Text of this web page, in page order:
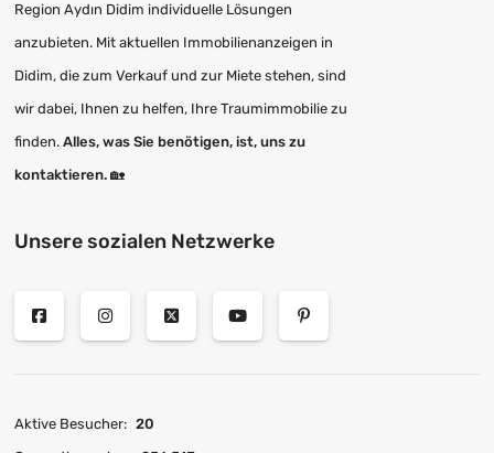
Region Aydın Didim individuelle Lösungen
anzubieten. Mit aktuellen Immobilienanzeigen in
Didim, die zum Verkauf und zur Miete stehen, sind
wir dabei, Ihnen zu helfen, Ihre Traumimmobilie zu
finden.Alles, was Sie benötigen, ist, uns zu
kontaktieren. 🏡
Unsere sozialen Netzwerke
Aktive Besucher: 20